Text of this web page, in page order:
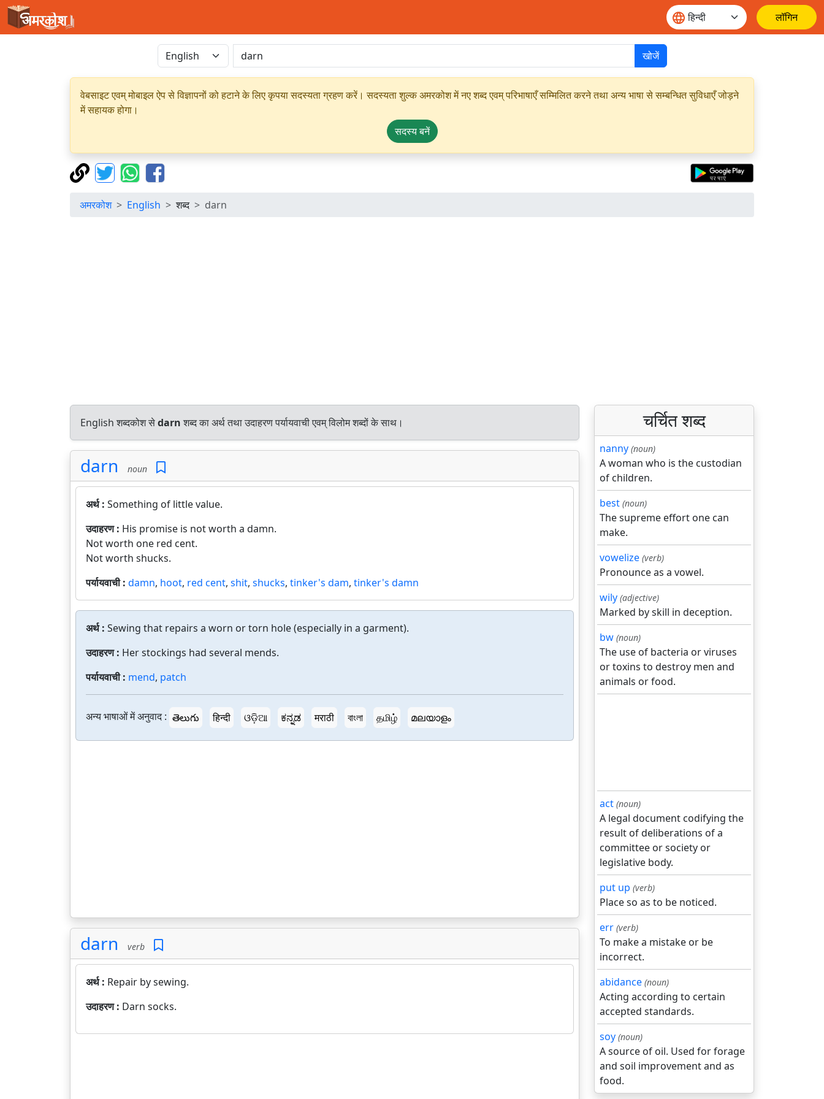
लॉगिन
खोजें
वेबसाइट एवम् मोबाइल ऐप से विज्ञापनों को हटाने के लिए कृपया सदस्यता ग्रहण करें। सदस्यता शुल्क अमरकोश में नए शब्द एवम् परिभाषाएँ सम्मिलित करने तथा अन्य भाषा से सम्बन्धित सुविधाएँ जोड़ने
में सहायक होगा।
सदस्य बनें
अमरकोश English शब्द darn
English शब्दकोश सेdarnशब्द का अर्थ तथा उदाहरण पर्यायवाची एवम् विलोम शब्दों के साथ।
darn noun
अर्थ : Something of little value.
उदाहरण : His promise is not worth a damn.
Not worth one red cent.
Not worth shucks.
पर्यायवाची : damn, hoot, red cent, shit, shucks, tinker's dam, tinker's damn
अर्थ : Sewing that repairs a worn or torn hole (especially in a garment).
उदाहरण : Her stockings had several mends.
पर्यायवाची : mend, patch
अन्य भाषाओं में अनुवाद : తెలుగు हिन्दी ଓଡ଼ିଆ ಕನ್ನಡ मराठी বাংলা தமிழ் മലയാളം
darn verb
अर्थ : Repair by sewing.
उदाहरण : Darn socks.
चर्चित शब्द
nanny (noun)
A woman who is the custodian
of children.
best (noun)
The supreme effort one can
make.
vowelize (verb)
Pronounce as a vowel.
wily (adjective)
Marked by skill in deception.
bw (noun)
The use of bacteria or viruses
or toxins to destroy men and
animals or food.
act (noun)
A legal document codifying the
result of deliberations of a
committee or society or
legislative body.
put up (verb)
Place so as to be noticed.
err (verb)
To make a mistake or be
incorrect.
abidance (noun)
Acting according to certain
accepted standards.
soy (noun)
A source of oil. Used for forage
and soil improvement and as
food.